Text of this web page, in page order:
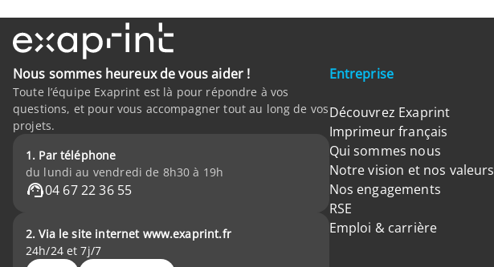
Nous sommes heureux de vous aider !
Toute l’équipe Exaprint est là pour répondre à vos
questions, et pour vous accompagner tout au long de vos
projets.
1. Par téléphone
du lundi au vendredi de 8h30 à 19h
04 67 22 36 55
2. Via le site internet www.exaprint.fr
24h/24 et 7j/7
Entreprise
Découvrez Exaprint
Imprimeur français
Qui sommes nous
Notre vision et nos valeurs
Nos engagements
RSE
Emploi & carrière